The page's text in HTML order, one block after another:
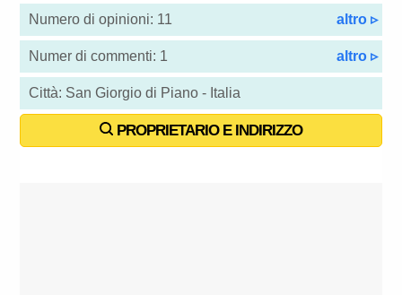
Numero di opinioni: 11 altro ▹
Numer di commenti: 1 altro ▹
Città: San Giorgio di Piano - Italia
PROPRIETARIO E INDIRIZZO